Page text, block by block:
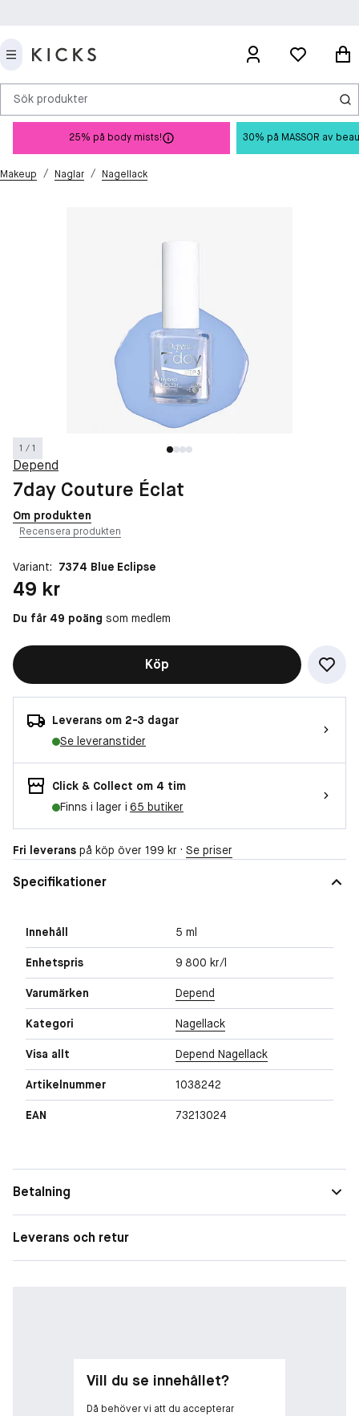
Sök produkter
25% på body mists! 30% på MASSOR av
Makeup / Naglar / Nagellack
1 / 1
Depend
7day Couture Éclat
Om produkten
Recensera produkten
Variant: 7374 Blue Eclipse
Pris: 49 kr
49 kr
Du får 49 poäng som medlem
Köp
Leverans om 2-3 dagar
Se leveranstider
Click & Collect om 4 tim
Finns i lager i 65 butiker
Fri leverans på köp över 199 kr · Se priser
Specifikationer
Innehåll 5 ml
Enhetspris 9 800 kr/l
Varumärken Depend
Kategori Nagellack
Visa allt Depend Nagellack
Artikelnummer 1038242
EAN 73213024
Betalning
Leverans och retur
Vill du se innehållet?
Då behöver vi att du accepterar